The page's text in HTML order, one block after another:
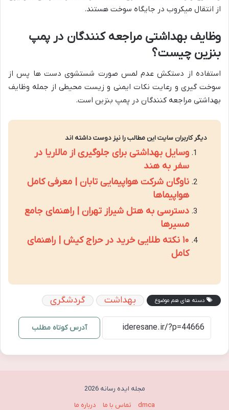
از انتقال میکروب در جایگاه سوخت هستند.
وظایف بهداشتی مراجعه کنندگان در پمپ
بنزین چیست؟
استفاده از دستکش عدم لمس صورت شستشوی دست ها پس از
سوخت گیری و رعایت نکات ایمنی و زیست محیطی از جمله وظایف
بهداشتی مراجعه کنندگان در پمپ بنزین است.
دیگر کاربران سایت این مطالب را نیز دوست داشته اند
وسایل بهداشتی برای جلوگیری از مالاریا در
سفر به هند
ناوگان شرکت هواپیمایی تابان | معرفی کامل
هواپیماها
دسترسی به هتل شیراز تهران | راهنمای جامع
مسیرها
۱۰ نکته طلایی خرید در حراج کیش | راهنمای
کامل
دسته های هم موضوع بهداشت گردشگری
آدرس کوتاه مطلب
مجله ایده رسانه 2026
dmca
تماس با ما درباره ما